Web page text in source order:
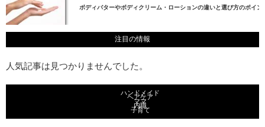
ボディバターやボディクリーム・ローションの違いと選び方のポイン
注目の情報
人気記事は見つかりませんでした。
ハンドメイド
ヘアケア
ママ
内職
子育て